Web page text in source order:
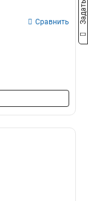
Сравнить